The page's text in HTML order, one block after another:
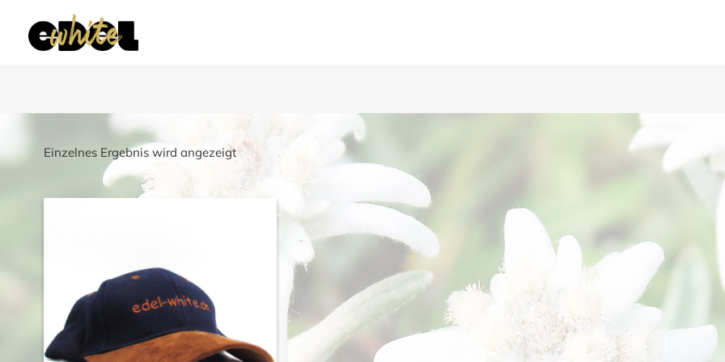
Einzelnes Ergebnis wird angezeigt